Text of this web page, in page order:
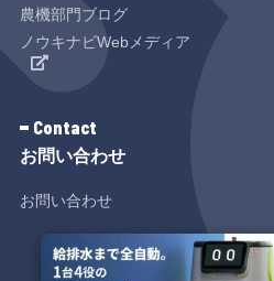
農機部門ブログ
ノウキナビWebメディア
お問い合わせ
Contact
お問い合わせ